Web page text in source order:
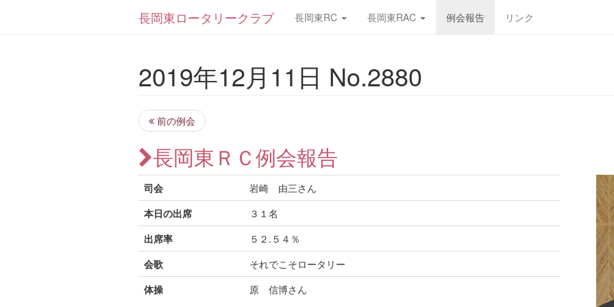
長岡東ロータリークラブ 長岡東RC 長岡東RAC 例会報告 リンク
2019年12月11日 No.2880
前の例会
長岡東ＲＣ例会報告
司会
岩崎 由三さん
本日の出席
３１名
出席率
５２.５４％
会歌
それでこそロータリー
体操
原 信博さん